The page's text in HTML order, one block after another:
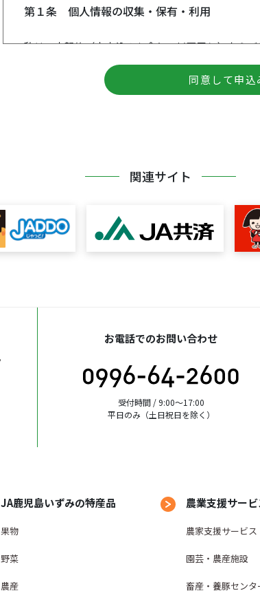
第１条 個人情報の収集・保有・利用
私は、本契約（本申込みを含む。以下同じ）なら
下「組合」という）との取引に関連する全ての与
権、裁判・調停等により確定した権利、完済等に
っさいの権利等に対する管理を含む）のため、以
本契約書（申込書を含む。以下同じ）に記載した
②契約情報
契約の種類、申込日、契約日、商品名、契約額、
③取引情報
位弁済後の求償権、裁判・調停等により確定した
④支払能力判断のための情報
私の支払能力を調査するためまたは支払途上にお
産、負債、収入、支出、事業の計画・実績および
の写しまたは記載事項証明書等により得た本人・
（1）私は、組合が加盟する個人信用情報機関お
関連サイト
お電話でのお問い合わせ
受付時間 / 9:00〜17:00
平日のみ（土日祝日を除く）
JA鹿児島いずみの特産品
果物
野菜
農産
農業支援サービ
農家支援サービス
園芸・農産施設
畜産・養豚センタ